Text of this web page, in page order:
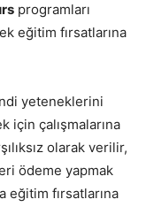
programları
eğitim fırsatlarına
yeteneklerini
için çalışmalarına
olarak verilir,
ödeme yapmak
eğitim fırsatlarına